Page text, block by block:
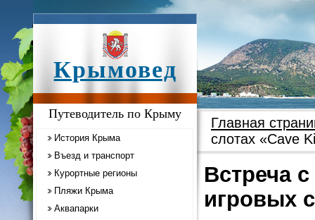
Крымовед
Путеводитель по Крыму
История Крыма
Въезд и транспорт
Курортные регионы
Пляжи Крыма
Аквапарки
Главная
слотах «Cave
Встреча
игровых